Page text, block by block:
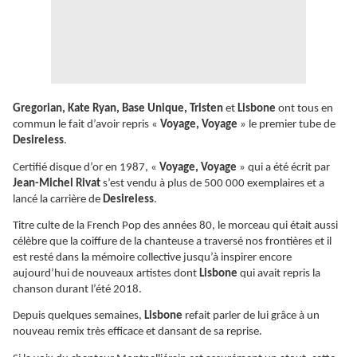
Gregorian, Kate Ryan, Base Unique, Tristen et Lisbone ont tous en
commun le fait d’avoir repris « Voyage, Voyage » le premier tube de
Desireless.
Certifié disque d’or en 1987, « Voyage, Voyage » qui a été écrit par
Jean-Michel Rivat s’est vendu à plus de 500 000 exemplaires et a
lancé la carrière de Desireless.
Titre culte de la French Pop des années 80, le morceau qui était aussi
célèbre que la coiffure de la chanteuse a traversé nos frontières et il
est resté dans la mémoire collective jusqu’à inspirer encore
aujourd’hui de nouveaux artistes dont Lisbone qui avait repris la
chanson durant l’été 2018.
Depuis quelques semaines, Lisbone refait parler de lui grâce à un
nouveau remix très efficace et dansant de sa reprise.